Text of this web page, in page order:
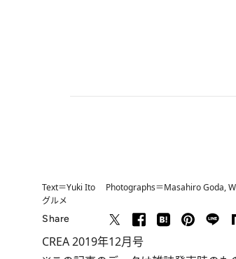
Text＝Yuki Ito Photographs＝Masahiro Goda,
グルメ
Share
CREA 2019年12月号